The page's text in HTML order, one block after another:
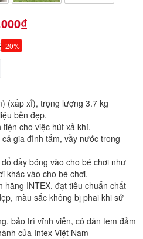
-20%
(xấp xỉ), trọng lượng 3.7 kg
bền đẹp.
cho việc hút xả khí.
gia đình tắm, vầy nước trong
đầy bóng vào cho bé chơi như
khác vào cho bé chơi.
INTEX, đạt tiêu chuẩn chất
màu sắc không bị phai khi sử
bảo trì vĩnh viễn, có dán tem đảm
của Intex Việt Nam